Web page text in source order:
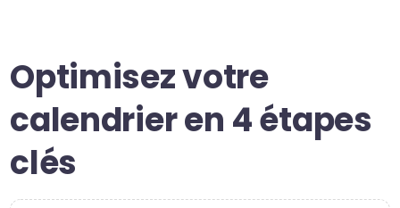
Optimisez votre
calendrier en 4 étapes
clés